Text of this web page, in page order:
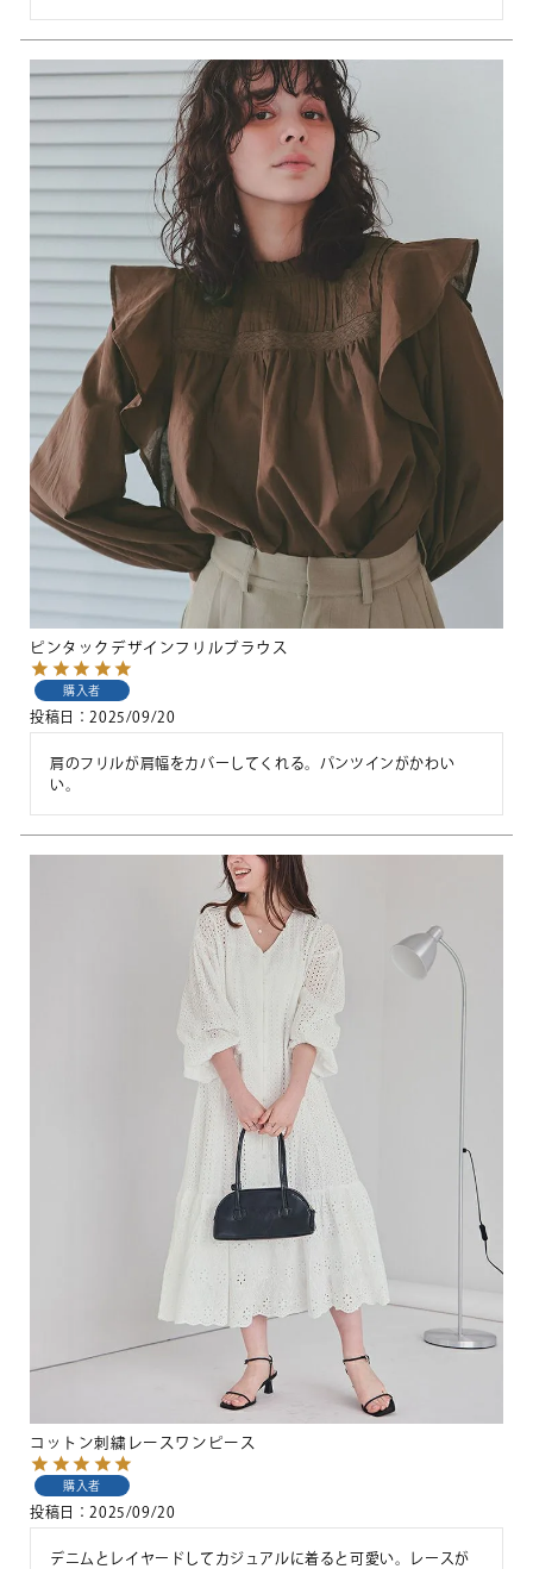
ピンタックデザインフリルブラウス
購入者
投稿日 2025/09/20
肩のフリルが肩幅をカバーしてくれる。パンツインがかわい
い。
コットン刺繍レースワンピース
購入者
投稿日 2025/09/20
デニムとレイヤードしてカジュアルに着ると可愛い。レースが